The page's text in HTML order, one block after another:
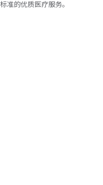
准的优质医疗服务。